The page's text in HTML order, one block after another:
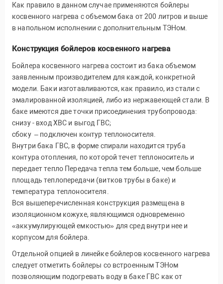
Как правило в данном случае применяются бойлеры
косвенного нагрева с объемом бака от 200 литров и выше
в напольном исполнении с дополнительным ТЭНом.
Конструкция бойлеров косвенного нагрева
Бойлера косвенного нагрева состоит из бака объемом
заявленным производителем для каждой, конкретной
модели. Баки изготавливаются, как правило, из стали с
эмалированной изоляцией, либо из нержавеющей стали. В
баке имеются две точки присоединения трубопровода:
снизу - вход ХВС и выгод ГВС;
сбоку – подключен контур теплоносителя.
Внутри бака ГВС, в форме спирали находится труба
контура отопления, по которой течет теплоноситель и
передает тепло Передача тепла тем больше, чем больше
площадь теплопередачи (витков трубы в баке) и
температура теплоносителя.
Вся вышеперечисленная конструкция размещена в
изоляционном кожухе, являющимся одновременно
«аккумулирующей емкостью» для сред внутри нее и
корпусом для бойлера.
Отдельной опцией в линейке бойлеров косвенного нагрева
следует отметить бойлеры со встроенным ТЭНом
позволяющим подогревать воду в баке ГВС как от